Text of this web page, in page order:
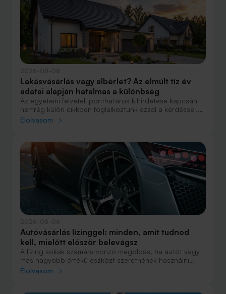
Lakásvásárlás vagy albérlet? Az elmúlt tíz év
adatai alapján hatalmas a különbség
Az egyetemi felvételi ponthatárok kihirdetése kapcsán
nemrég külön cikkben foglalkoztunk azzal a kérdéssel,
hogy lakást venni vagy vásárolni éri meg jobban. Előző
csak teheti, annak mindenképpen megéri a
lakásvásárlás. De mi a helyzet akkor, ha inkább a
múltbéli adatokra koncentrálunk? Hogyan áll ma valaki,
aki 2016-ban lakást vásárolt, illetve valaki, aki a bérlés
mellett döntött, illetve jobb híján arra kényszerült?
Elolvasom
Autóvásárlás lízinggel: minden, amit tudnod
kell, mielőtt először belevágsz
A lízing sokak számára vonzó megoldás, ha autót vagy
más nagyobb értékű eszközt szeretnének használni
anélkül, hogy azt egy összegben ki kellene fizetniük.
Elolvasom